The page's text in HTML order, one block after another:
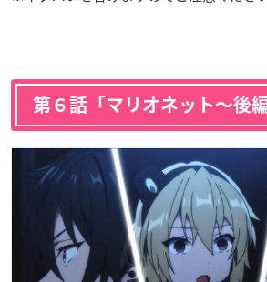
第６話「マリオネット〜後編